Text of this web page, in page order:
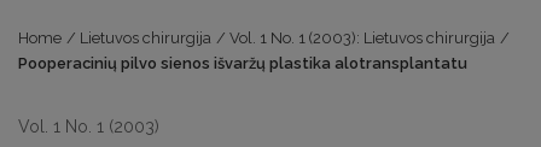
Home / Lietuvos chirurgija / Vol. 1 No. 1 (2003): Lietuvos chirurgija /
Pooperacinių pilvo sienos išvaržų plastika alotransplantatu
Vol. 1 No. 1 (2003)